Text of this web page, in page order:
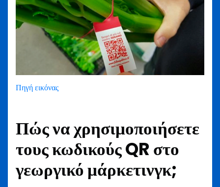
Πηγή εικόνας
Πώς να χρησιμοποιήσετε
τους κωδικούς QR στο
γεωργικό μάρκετινγκ;